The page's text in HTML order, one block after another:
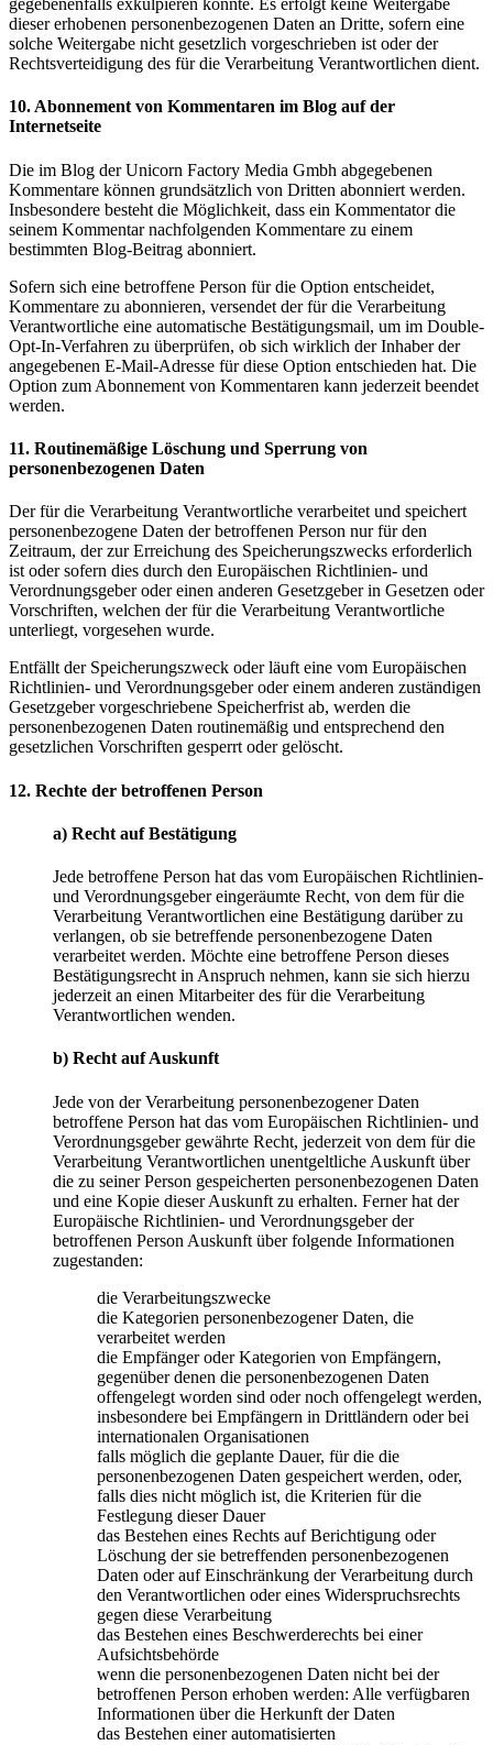
gegebenenfalls exkulpieren könnte. Es erfolgt keine Weitergabe
dieser erhobenen personenbezogenen Daten an Dritte, sofern eine
solche Weitergabe nicht gesetzlich vorgeschrieben ist oder der
Rechtsverteidigung des für die Verarbeitung Verantwortlichen dient.
10. Abonnement von Kommentaren im Blog auf der
Internetseite
Die im Blog der Unicorn Factory Media Gmbh abgegebenen
Kommentare können grundsätzlich von Dritten abonniert werden.
Insbesondere besteht die Möglichkeit, dass ein Kommentator die
seinem Kommentar nachfolgenden Kommentare zu einem
bestimmten Blog-Beitrag abonniert.
Sofern sich eine betroffene Person für die Option entscheidet,
Kommentare zu abonnieren, versendet der für die Verarbeitung
Verantwortliche eine automatische Bestätigungsmail, um im Double-
Opt-In-Verfahren zu überprüfen, ob sich wirklich der Inhaber der
angegebenen E-Mail-Adresse für diese Option entschieden hat. Die
Option zum Abonnement von Kommentaren kann jederzeit beendet
werden.
11. Routinemäßige Löschung und Sperrung von
personenbezogenen Daten
Der für die Verarbeitung Verantwortliche verarbeitet und speichert
personenbezogene Daten der betroffenen Person nur für den
Zeitraum, der zur Erreichung des Speicherungszwecks erforderlich
ist oder sofern dies durch den Europäischen Richtlinien- und
Verordnungsgeber oder einen anderen Gesetzgeber in Gesetzen oder
Vorschriften, welchen der für die Verarbeitung Verantwortliche
unterliegt, vorgesehen wurde.
Entfällt der Speicherungszweck oder läuft eine vom Europäischen
Richtlinien- und Verordnungsgeber oder einem anderen zuständigen
Gesetzgeber vorgeschriebene Speicherfrist ab, werden die
personenbezogenen Daten routinemäßig und entsprechend den
gesetzlichen Vorschriften gesperrt oder gelöscht.
12. Rechte der betroffenen Person
a) Recht auf Bestätigung
Jede betroffene Person hat das vom Europäischen Richtlinien-
und Verordnungsgeber eingeräumte Recht, von dem für die
Verarbeitung Verantwortlichen eine Bestätigung darüber zu
verlangen, ob sie betreffende personenbezogene Daten
verarbeitet werden. Möchte eine betroffene Person dieses
Bestätigungsrecht in Anspruch nehmen, kann sie sich hierzu
jederzeit an einen Mitarbeiter des für die Verarbeitung
Verantwortlichen wenden.
b) Recht auf Auskunft
Jede von der Verarbeitung personenbezogener Daten
betroffene Person hat das vom Europäischen Richtlinien- und
Verordnungsgeber gewährte Recht, jederzeit von dem für die
Verarbeitung Verantwortlichen unentgeltliche Auskunft über
die zu seiner Person gespeicherten personenbezogenen Daten
und eine Kopie dieser Auskunft zu erhalten. Ferner hat der
Europäische Richtlinien- und Verordnungsgeber der
betroffenen Person Auskunft über folgende Informationen
zugestanden:
die Verarbeitungszwecke
die Kategorien personenbezogener Daten, die
verarbeitet werden
die Empfänger oder Kategorien von Empfängern,
gegenüber denen die personenbezogenen Daten
offengelegt worden sind oder noch offengelegt werden,
insbesondere bei Empfängern in Drittländern oder bei
internationalen Organisationen
falls möglich die geplante Dauer, für die die
personenbezogenen Daten gespeichert werden, oder,
falls dies nicht möglich ist, die Kriterien für die
Festlegung dieser Dauer
das Bestehen eines Rechts auf Berichtigung oder
Löschung der sie betreffenden personenbezogenen
Daten oder auf Einschränkung der Verarbeitung durch
den Verantwortlichen oder eines Widerspruchsrechts
gegen diese Verarbeitung
das Bestehen eines Beschwerderechts bei einer
Aufsichtsbehörde
wenn die personenbezogenen Daten nicht bei der
betroffenen Person erhoben werden: Alle verfügbaren
Informationen über die Herkunft der Daten
das Bestehen einer automatisierten